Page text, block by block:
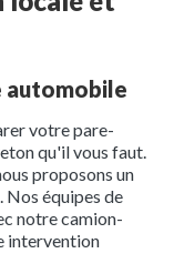
automobile
votre pare-
qu'il vous faut.
proposons un
Nos équipes de
notre camion-
intervention